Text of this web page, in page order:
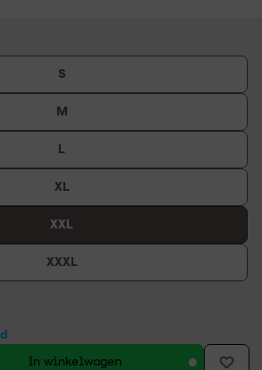
S
M
L
XL
XXL
XXXL
In winkelwagen